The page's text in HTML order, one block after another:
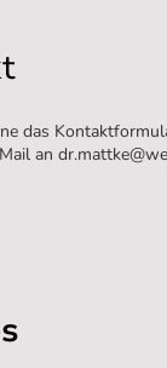
das
an